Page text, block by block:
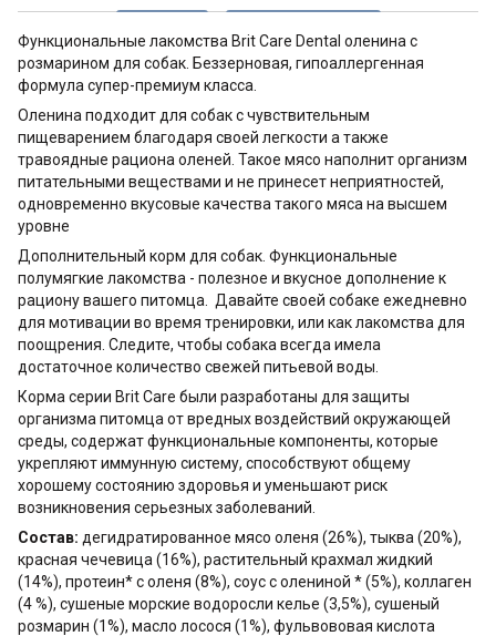
Функциональные лакомства Brit Care Dental оленина с
розмарином для собак. Беззерновая, гипоаллергенная
формула супер-премиум класса.
Оленина подходит для собак с чувствительным
пищеварением благодаря своей легкости а также
травоядные рациона оленей. Такое мясо наполнит организм
питательными веществами и не принесет неприятностей,
одновременно вкусовые качества такого мяса на высшем
уровне
Дополнительный корм для собак. Функциональные
полумягкие лакомства - полезное и вкусное дополнение к
рациону вашего питомца. Давайте своей собаке ежедневно
для мотивации во время тренировки, или как лакомства для
поощрения. Следите, чтобы собака всегда имела
достаточное количество свежей питьевой воды.
Корма серии Brit Care были разработаны для защиты
организма питомца от вредных воздействий окружающей
среды, содержат функциональные компоненты, которые
укрепляют иммунную систему, способствуют общему
хорошему состоянию здоровья и уменьшают риск
возникновения серьезных заболеваний.
Состав: дегидратированное мясо оленя (26%), тыква (20%),
красная чечевица (16%), растительный крахмал жидкий
(14%), протеин* с оленя (8%), соус с олениной * (5%), коллаген
(4 %), сушеные морские водоросли келье (3,5%), сушеный
розмарин (1%), масло лосося (1%), фульвововая кислота